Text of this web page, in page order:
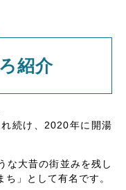
紹介
続け、2020年に開湯
な大昔の街並みを残し
」として有名です。